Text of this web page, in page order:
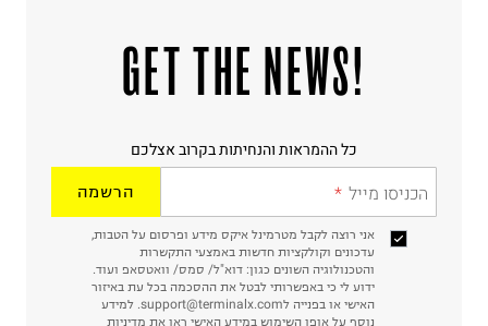
!GET THE NEWS
כל ההמראות והנחיתות בקרוב אצלכם
הכניסו מייל הרשמה
אני רוצה לקבל מטרמינל איקס מידע ופרסום על הטבות,
עדכונים וקולקציות חדשות באמצעי התקשרות
והטכנולוגיה השונים כגון: דוא"ל/ סמס/ וואטסאפ ועוד.
ידוע לי כי באפשרותי לבטל את ההסכמה בכל עת באיזור
האישי או בפנייה לsupport@terminalx.com. למידע
נוסף על אופן השימוש במידע האישי ראו את מדיניות